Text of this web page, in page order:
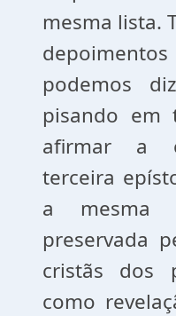
mesma lista.
podemos
pisando em
afirmar a
terceira
a mesma
preservada
cristãs dos
como